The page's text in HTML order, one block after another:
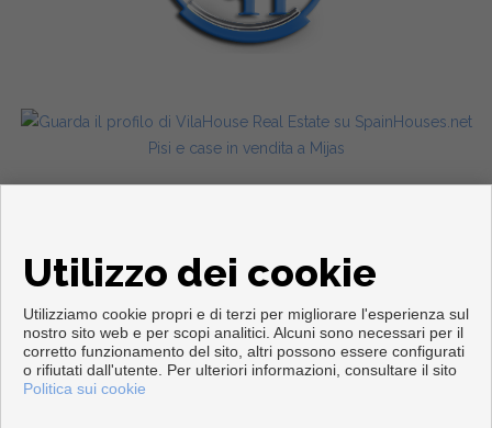
Pisi e case in vendita a Mijas
Copyright © 2026. Tutte le diritti riservate.
Info legali|Protezione dei dati politica
Utilizzo dei cookie
Utilizziamo cookie propri e di terzi per migliorare l'esperienza sul
nostro sito web e per scopi analitici. Alcuni sono necessari per il
corretto funzionamento del sito, altri possono essere configurati
o rifiutati dall'utente. Per ulteriori informazioni, consultare il sito
Politica sui cookie